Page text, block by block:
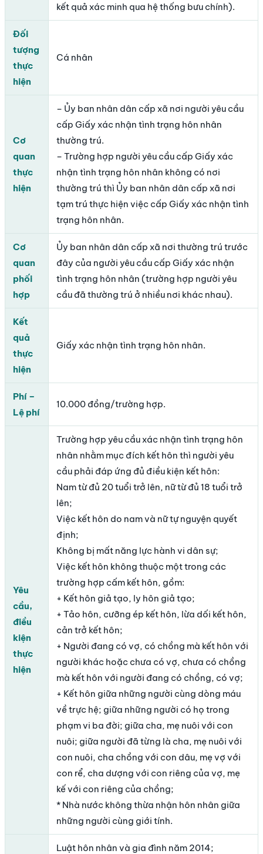
kết quả xác minh qua hệ thống bưu chính).
Đối
tượng
thực
hiện
Cá nhân
Cơ
quan
thực
hiện
– Ủy ban nhân dân cấp xã nơi người yêu cầu
cấp Giấy xác nhận tình trạng hôn nhân
thường trú.
– Trường hợp người yêu cầu cấp Giấy xác
nhận tình trạng hôn nhân không có nơi
thường trú thì Ủy ban nhân dân cấp xã nơi
tạm trú thực hiện việc cấp Giấy xác nhận tình
trạng hôn nhân.
Cơ
quan
phối
hợp
Ủy ban nhân dân cấp xã nơi thường trú trước
đây của người yêu cầu cấp Giấy xác nhận
tình trạng hôn nhân (trường hợp người yêu
cầu đã thường trú ở nhiều nơi khác nhau).
Kết
quả
thực
hiện
Giấy xác nhận tình trạng hôn nhân.
Phí –
Lệ phí
10.000 đồng/trường hợp.
Yêu
cầu,
điều
kiện
thực
hiện
Trường hợp yêu cầu xác nhận tình trạng hôn
nhân nhằm mục đích kết hôn thì người yêu
cầu phải đáp ứng đủ điều kiện kết hôn:
Nam từ đủ 20 tuổi trở lên, nữ từ đủ 18 tuổi trở
lên;
Việc kết hôn do nam và nữ tự nguyện quyết
định;
Không bị mất năng lực hành vi dân sự;
Việc kết hôn không thuộc một trong các
trường hợp cấm kết hôn, gồm:
+ Kết hôn giả tạo, ly hôn giả tạo;
+ Tảo hôn, cưỡng ép kết hôn, lừa dối kết hôn,
cản trở kết hôn;
+ Người đang có vợ, có chồng mà kết hôn với
người khác hoặc chưa có vợ, chưa có chồng
mà kết hôn với người đang có chồng, có vợ;
+ Kết hôn giữa những người cùng dòng máu
về trực hệ; giữa những người có họ trong
phạm vi ba đời; giữa cha, mẹ nuôi với con
nuôi; giữa người đã từng là cha, mẹ nuôi với
con nuôi, cha chồng với con dâu, mẹ vợ với
con rể, cha dượng với con riêng của vợ, mẹ
kế với con riêng của chồng;
* Nhà nước không thừa nhận hôn nhân giữa
những người cùng giới tính.
Luật hôn nhân và gia đình năm 2014;